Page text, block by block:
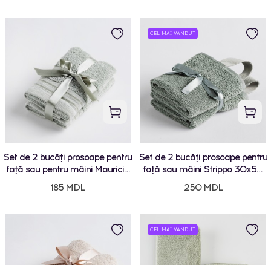
Set de 2 bucăți prosoape pentru
față sau pentru mâini Mauricio
30x50 cm
185 MDL
CEL MAI VÂNDUT
Set de 2 bucăți prosoape pentru
față sau mâini Strippo 30x50
cm
250 MDL
CEL MAI VÂNDUT